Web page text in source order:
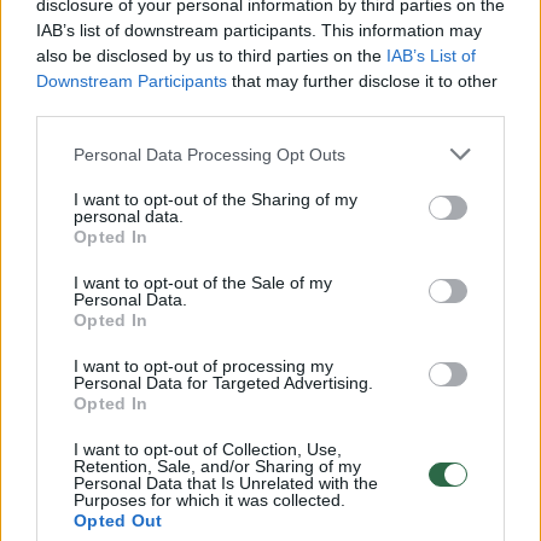
disclosure of your personal information by third parties on the
IAB’s list of downstream participants. This information may
also be disclosed by us to third parties on the IAB’s List of
Downstream Participants that may further disclose it to other
Personal Data Processing Opt Outs
I want to opt-out of the Sharing of my
personal data.
Opted In
I want to opt-out of the Sale of my
Personal Data.
Opted In
I want to opt-out of processing my
Personal Data for Targeted Advertising.
Opted In
I want to opt-out of Collection, Use,
Retention, Sale, and/or Sharing of my
Personal Data that Is Unrelated with the
Purposes for which it was collected.
Opted Out
00:00:30
Vaizdai iš tragiškos avarijos Vilniaus r.: dviejų moterų ir
vaiko gyvybių išgelbėti nepavyko
Žinios | Lietuvos diena
00:00:57
Savaitės vidurys nusimato karštas: temperatūra kils iki
32 laipsnių šilumos
Žinios | Orai
V. Zalužno pasisakymą laiko bandymu įsitvirtinti
Laidos | Nauja diena
00:05:25
K. Prunskienės brolis prisiminė jaudinančią akimirką
prieš mirtį: „Tai buvo simbolinis mūsų pagerbimo
ženklas“